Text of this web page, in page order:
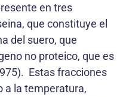
en tres
que constituye el
del suero, que
no proteico, que es
Estas fracciones
a la temperatura,